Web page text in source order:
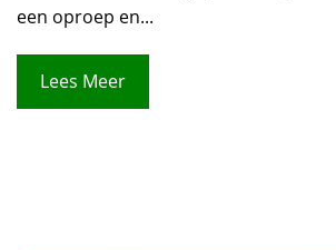
een oproep en...
Lees Meer